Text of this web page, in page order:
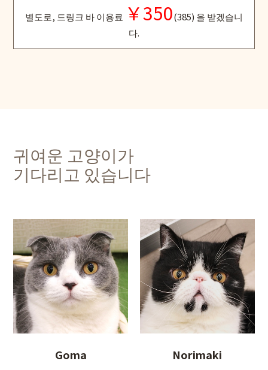
별도로, 드링크 바 이용료 ￥350(385) 을 받겠습니
다.
귀여운 고양이가
기다리고 있습니다
Goma Norimaki